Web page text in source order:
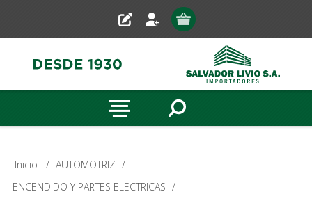
Inicio / AUTOMOTRIZ /
ENCENDIDO Y PARTES ELECTRICAS /